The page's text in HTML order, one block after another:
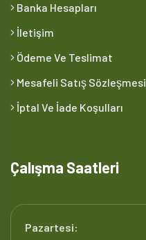
Banka Hesapları
İletişim
Ödeme Ve Teslimat
Mesafeli Satış Sözleşmesi
İptal Ve İade Koşulları
Çalışma Saatleri
Pazartesi: